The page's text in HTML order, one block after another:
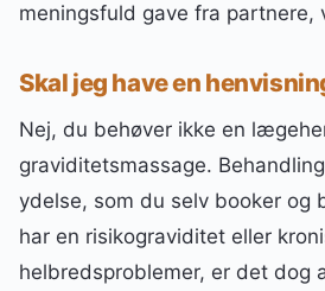
meningsfuld gave fra partnere,
Skal jeg have en
Nej, du behøver ikke en
graviditetsmassage.
ydelse, som du selv booker og
har en risikograviditet eller
helbredsproblemer, er det dog